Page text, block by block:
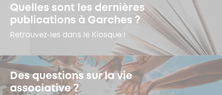
Quelles sont les dernières
publications à Garches ?
Retrouvez-les dans le Kiosque !
Des questions sur la vie
associative ?